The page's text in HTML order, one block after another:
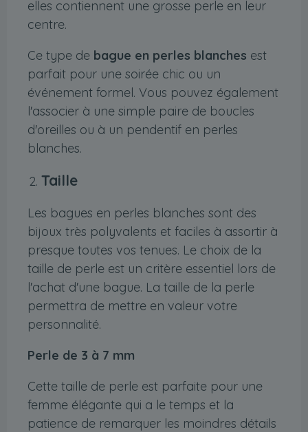
elles contiennent une grosse perle en leur
centre.
Ce type de bague en perles blanches est
parfait pour une soirée chic ou un
événement formel. Vous pouvez également
l'associer à une simple paire de boucles
d'oreilles ou à un pendentif en perles
blanches.
Taille
Les bagues en perles blanches sont des
bijoux très polyvalents et faciles à assortir à
presque toutes vos tenues. Le choix de la
taille de perle est un critère essentiel lors de
l'achat d'une bague. La taille de la perle
permettra de mettre en valeur votre
personnalité.
Perle de 3 à 7 mm
Cette taille de perle est parfaite pour une
femme élégante qui a le temps et la
patience de remarquer les moindres détails